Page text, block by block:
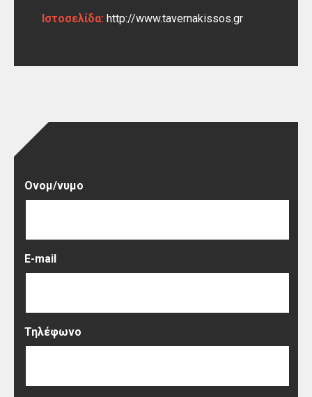
Ιστοσελίδα: http://www.tavernakissos.gr
Ονομ/νυμο
E-mail
Τηλέφωνο